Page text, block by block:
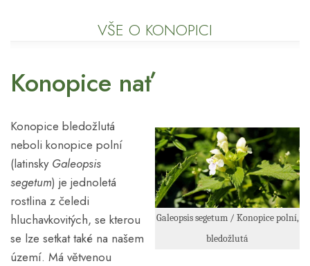
VŠE O KONOPICI
Konopice nať
Galeopsis segetum / Konopice polní,
bledožlutá
Konopice bledožlutá
neboli konopice polní
(latinsky Galeopsis
segetum) je jednoletá
rostlina z čeledi
hluchavkovitých, se kterou
se lze setkat také na našem
území. Má větvenou